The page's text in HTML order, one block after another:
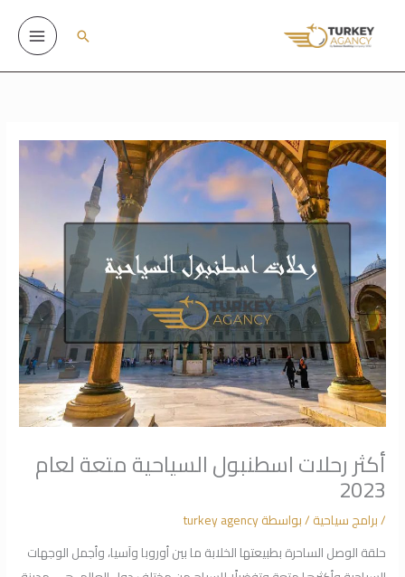
البحث
أكثر رحلات اسطنبول السياحية متعة لعام
2023
/برامج سياحية/ بواسطةturkey agency
حلقة الوصل الساحرة بطبيعتها الخلابة ما بين أوروبا وآسيا، وأجمل الوجهات